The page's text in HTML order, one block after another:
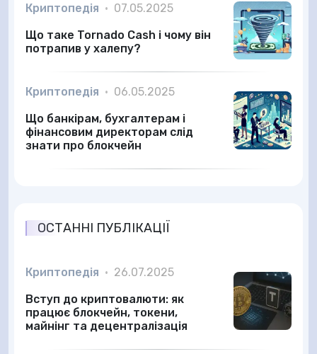
Криптопедія • 07.05.2025
Що таке Tornado Cash і чому він
потрапив у халепу?
Криптопедія • 06.05.2025
Що банкірам, бухгалтерам і
фінансовим директорам слід
знати про блокчейн
ОСТАННІ ПУБЛІКАЦІЇ
Криптопедія • 26.07.2025
Вступ до криптовалюти: як
працює блокчейн, токени,
майнінг та децентралізація